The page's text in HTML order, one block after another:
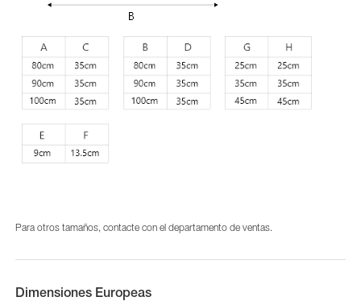
Para otros tamaños, contacte con el departamento de ventas.
Dimensiones Europeas